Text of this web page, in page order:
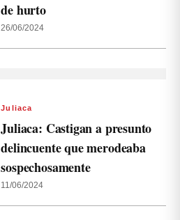
de hurto
26/06/2024
Juliaca
Juliaca: Castigan a presunto
delincuente que merodeaba
sospechosamente
11/06/2024